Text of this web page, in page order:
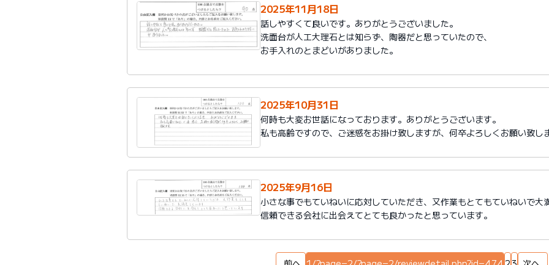
2025年11月18日
話しやすくて良いです。ありがとうございました。
洗面台が人工大理石とは知らず、陶器だと思っていたので、
お手入れのとまどいがありました。
2025年10月31日
何時も大変お世話になっております。ありがとうございます。
私も高齢ですので、ご迷惑をお掛け致しますが、何卒よろしくお願い致し
2025年9月16日
小さな事でもていねいに応対していただき、又作業もとてもていねいで大
信頼できる会社に出会えてとても良かったと思っています。